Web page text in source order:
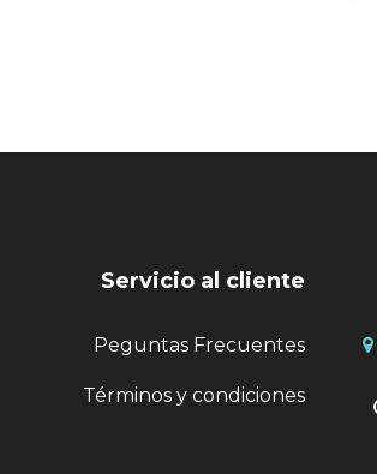
Servicio al cliente
Peguntas Frecuentes
Términos y condiciones